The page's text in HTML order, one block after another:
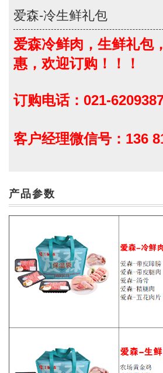
爱森-冷生鲜礼包
爱森冷鲜肉，生鲜礼包
惠，欢迎订购！！！
订购电话：021-
客户经理微信号：136
产品参数